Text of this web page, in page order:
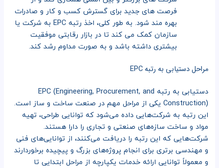
فرصت های جدید برای گسترش کسب و کار و صادرات
بهره مند شود. به طور کلی، اخذ رتبه EPC به شرکت یا
سازمان کمک می کند تا در بازار رقابتی موفقیت
بیشتری داشته باشد و به صورت مداوم رشد کند.
مراحل دستیابی به رتبه EPC
دستیابی به رتبه EPC (Engineering, Procurement, and
Construction) یکی از مراحل مهم در صنعت ساخت و ساز است.
این رتبه به شرکت‌هایی داده می‌شود که توانایی طراحی، تهیه
مواد و ساخت سازه‌های صنعتی و تجاری را دارا هستند.
شرکت‌هایی که این رتبه را دریافت می‌کنند، از توانایی‌های فنی
و مهندسی برتری برای انجام پروژه‌های بزرگ و پیچیده برخوردارند
و معمولاً توانایی ارائه خدمات یکپارچه از مراحل ابتدایی تا